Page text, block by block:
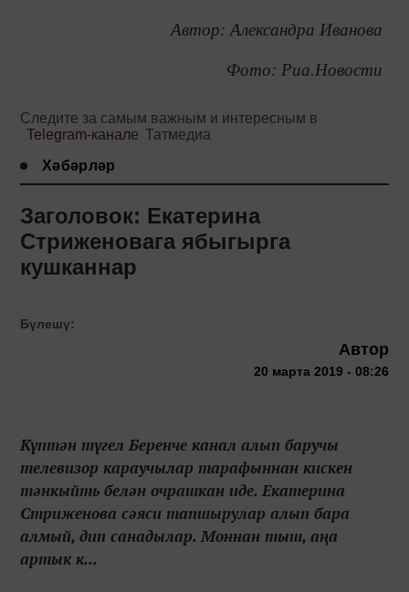
Автор: Александра Иванова
Фото: Риа.Новости
Следите за самым важным и интересным в
Telegram-канале Татмедиа
Хәбәрләр
Заголовок: Екатерина
Стриженовага ябыгырга
кушканнар
Бүлешү:
Автор
20 марта 2019 - 08:26
Күптән түгел Беренче канал алып баручы
телевизор караучылар тарафыннан кискен
тәнкыйть белән очрашкан иде. Екатерина
Стриженова сәяси тапшырулар алып бара
алмый, дип санадылар. Моннан тыш, аңа
артык к...